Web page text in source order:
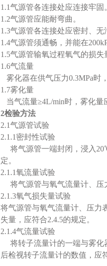
1.1气源管各连接处应连接牢固
1.2气源管应能耐弯曲。
1.3气源管各连接处应密封、无
1.4气源管须通畅，并能在
1.5气源管输氧过程氧气的损失
1.6气流量
雾化器在供气压力0.3MPa时
1.7雾化量
当气流量≥4L/min时， 雾化量
2检验方法
2.1气源管试验
2.1.1密封性试验
将气源管一端封闭，浸入
定。
2.1.1氧流量试验
将气源管与氧气流量计、压
2.1.3氧气损失量试验
将气源管与氧气流量计、压力
失量，应符合2.4.5的
2.1.4气流
将转子流量计的一端与雾化
后检视转子流量计的数值，应